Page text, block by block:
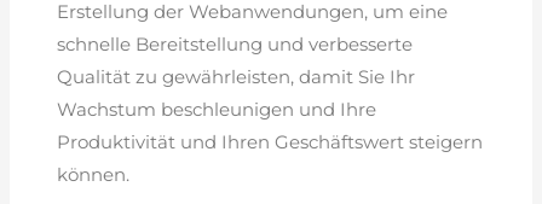
Erstellung der Webanwendungen, um eine
schnelle Bereitstellung und verbesserte
Qualität zu gewährleisten, damit Sie Ihr
Wachstum beschleunigen und Ihre
Produktivität und Ihren Geschäftswert steigern
können.